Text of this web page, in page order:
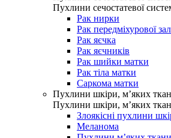
Пухлини сечостатевої
Рак нирки
Рак передміхурової
Рак яєчка
Рак яєчників
Рак шийки матки
Рак тіла матки
Саркома матки
Пухлини шкіри, м’яких
Пухлини шкіри, м’яких
Злоякісні пухлини
Меланома